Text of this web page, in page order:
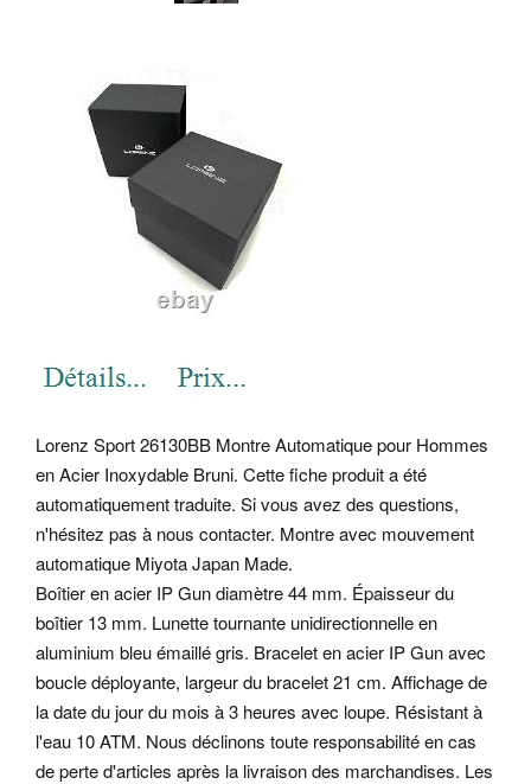
Lorenz Sport 26130BB Montre Automatique pour Hommes
en Acier Inoxydable Bruni. Cette fiche produit a été
automatiquement traduite. Si vous avez des questions,
n'hésitez pas à nous contacter. Montre avec mouvement
automatique Miyota Japan Made.
Boîtier en acier IP Gun diamètre 44 mm. Épaisseur du
boîtier 13 mm. Lunette tournante unidirectionnelle en
aluminium bleu émaillé gris. Bracelet en acier IP Gun avec
boucle déployante, largeur du bracelet 21 cm. Affichage de
la date du jour du mois à 3 heures avec loupe. Résistant à
l'eau 10 ATM. Nous déclinons toute responsabilité en cas
de perte d'articles après la livraison des marchandises. Les